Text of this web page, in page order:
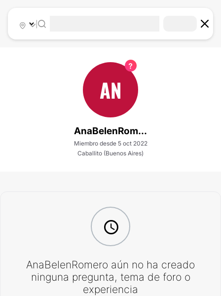
|
AN
AnaBelenRom...
Miembro desde 5 oct 2022
Caballito (Buenos Aires)
AnaBelenRomero aún no ha creado
ninguna pregunta, tema de foro o
experiencia